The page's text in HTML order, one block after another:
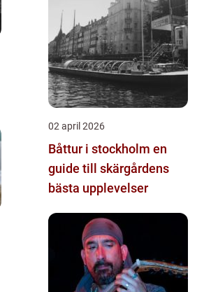
02 april 2026
Båttur i stockholm en
guide till skärgårdens
bästa upplevelser